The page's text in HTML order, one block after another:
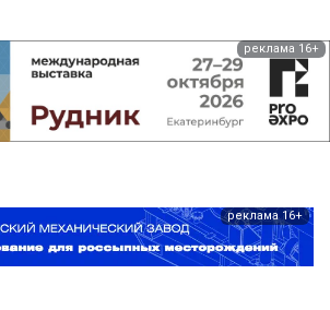
реклама 16+
реклама 16+